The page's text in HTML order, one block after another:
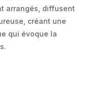
arrangés, diffusent
créant une
qui évoque la